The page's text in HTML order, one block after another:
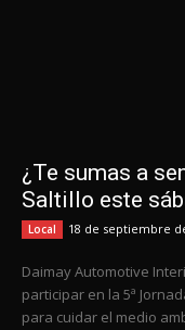
¿Te sumas a
Saltillo este
Local 18 de septiembre
Daimay Automotive
participar en la 5ª
para cuidar el medio